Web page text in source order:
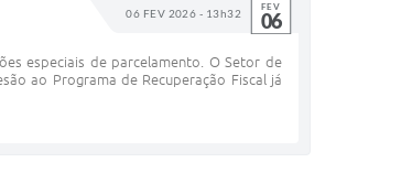
06 FEV 2026 - 13h32 FEV
06
especiais de parcelamento. O Setor de
ao Programa de Recuperação Fiscal já